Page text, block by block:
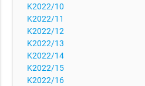
K2022/10
K2022/11
K2022/12
K2022/13
K2022/14
K2022/15
K2022/16